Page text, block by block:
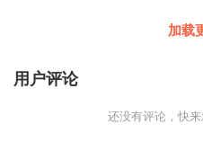
加载
用户评论
还没有评论，快来